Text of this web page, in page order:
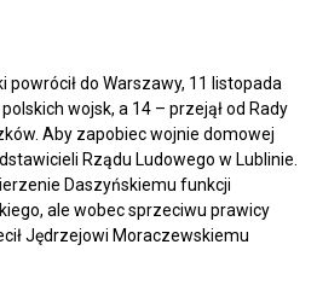
powrócił do Warszawy, 11 listopada
wojsk, a 14 – przejął od Rady
Aby zapobiec wojnie domowej
Rządu Ludowego w Lublinie.
Daszyńskiemu funkcji
ale wobec sprzeciwu prawicy
Jędrzejowi Moraczewskiemu